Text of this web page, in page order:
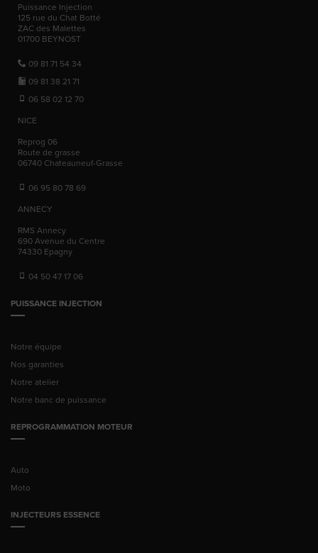
Puissance Injection
125 rue du Chat Botté
ZAC des Malettes
01700 BEYNOST
09 81 71 54 34
09 81 38 21 71
06 58 02 12 70
NICE
Reprog 06
Route de grasse
06740 Chateauneuf-Grasse
06 95 80 78 69
ANNECY
RMS Annecy
690 Avenue du Centre
74330 Epagny
04 50 47 17 06
PUISSANCE INJECTION
Notre équipe
Nos garanties
Notre atelier
Notre banc de puissance
REPROGRAMMATION MOTEUR
Auto
Moto
INJECTEURS ESSENCE